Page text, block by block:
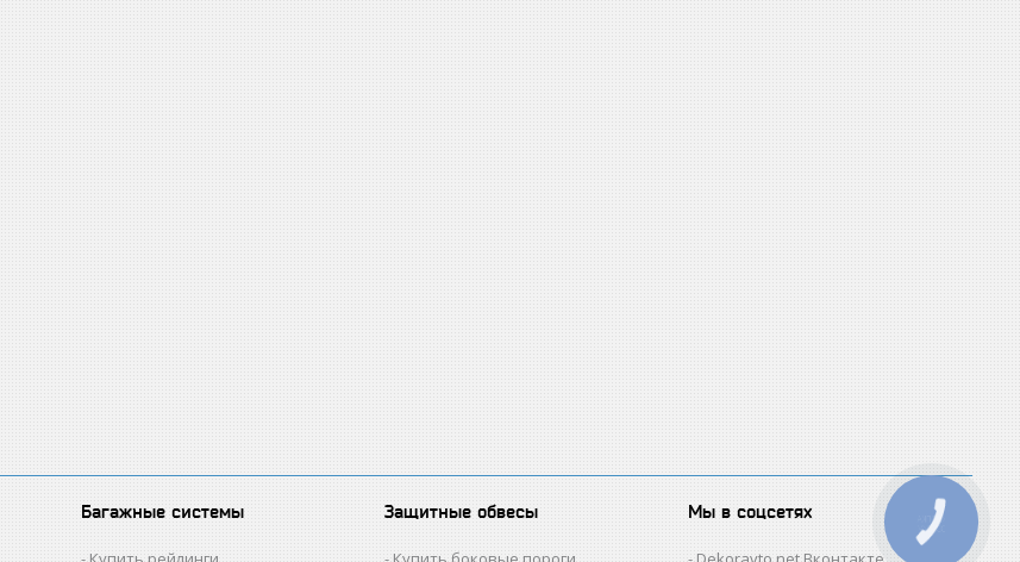
Багажные системы Защитные обвесы Мы в соцсетях
КНОПКА
ЗВ'ЯЗКУ